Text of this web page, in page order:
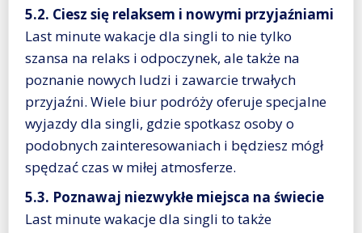
5.2. Ciesz się relaksem i nowymi przyjaźniami
Last minute wakacje dla singli to nie tylko
szansa na relaks i odpoczynek, ale także na
poznanie nowych ludzi i zawarcie trwałych
przyjaźni. Wiele biur podróży oferuje specjalne
wyjazdy dla singli, gdzie spotkasz osoby o
podobnych zainteresowaniach i będziesz mógł
spędzać czas w miłej atmosferze.
5.3. Poznawaj niezwykłe miejsca na świecie
Last minute wakacje dla singli to także